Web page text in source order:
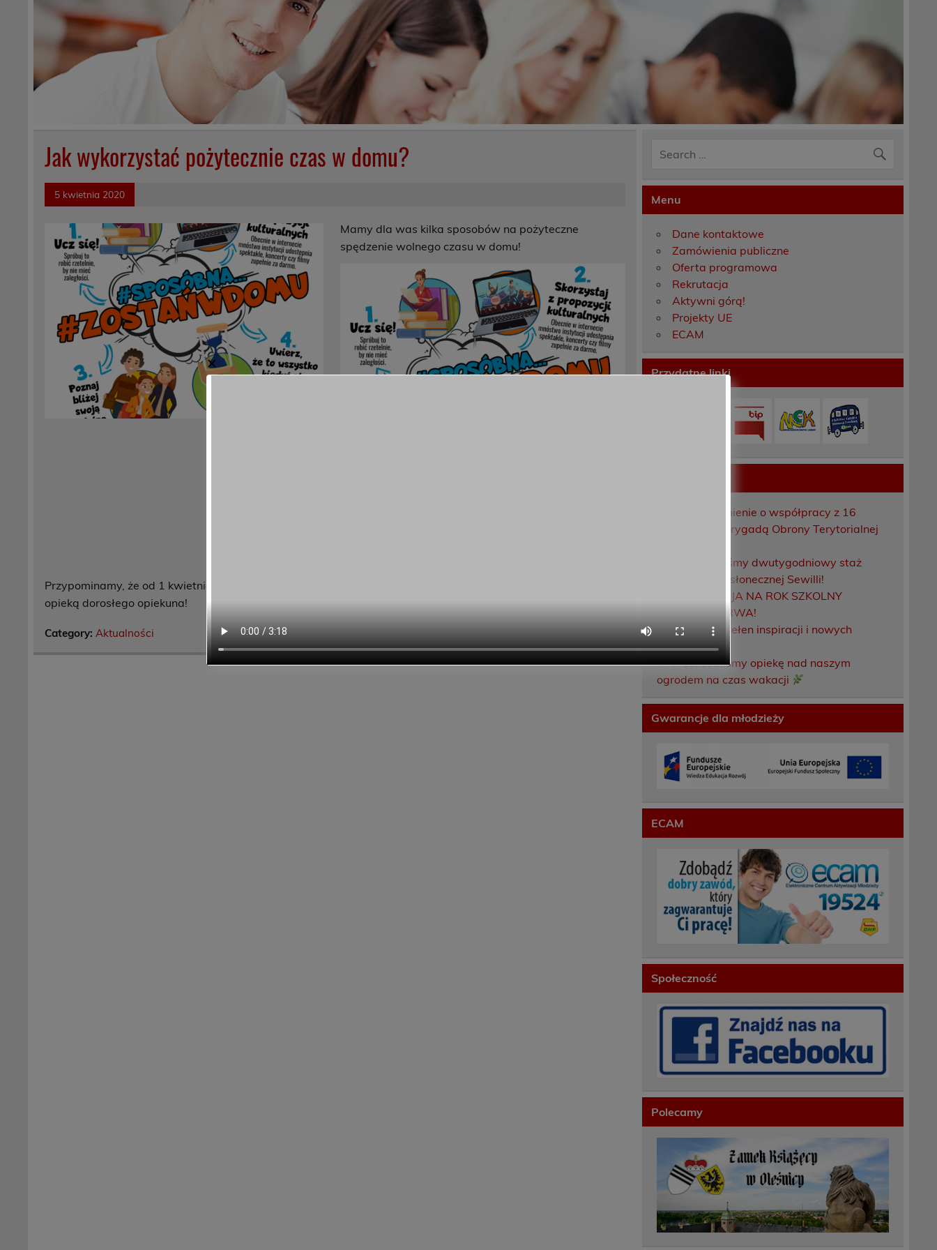
Jak wykorzystać pożytecznie czas w domu?
5 kwietnia 2020
Mamy dla was kilka sposobów na pożyteczne
spędzenie wolnego czasu w domu!
Przypominamy, że od 1 kwietnia do odwołania każda osoba do 18 roku życia z domu wyjść może tylko pod
opieką dorosłego opiekuna!
Category: Aktualności
Menu
Dane kontaktowe
Zamówienia publiczne
Oferta programowa
Rekrutacja
Aktywni górą!
Projekty UE
ECAM
Przydatne linki
Porozumienie o współpracy z 16
Dolnośląską Brygadą Obrony Terytorialnej
Zakończyliśmy dwutygodniowy staż
zawodowy w słonecznej Sewilli!
REKRUTACJA NA ROK SZKOLNY
2026/2027 TRWA!
Weekend pełen inspiracji i nowych
doświadczeń!
Przekazaliśmy opiekę nad naszym
ogrodem na czas wakacji
Gwarancje dla młodzieży
ECAM
Społeczność
Polecamy
✕